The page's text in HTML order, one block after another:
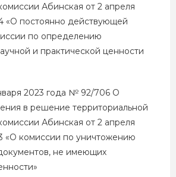
Абинская от 2 апреля
«О постоянно действующей
по определению
и практической ценности
2023 года № 92/706 О
в решение территориальной
Абинская от 2 апреля
«О комиссии по уничтожению
не имеющих